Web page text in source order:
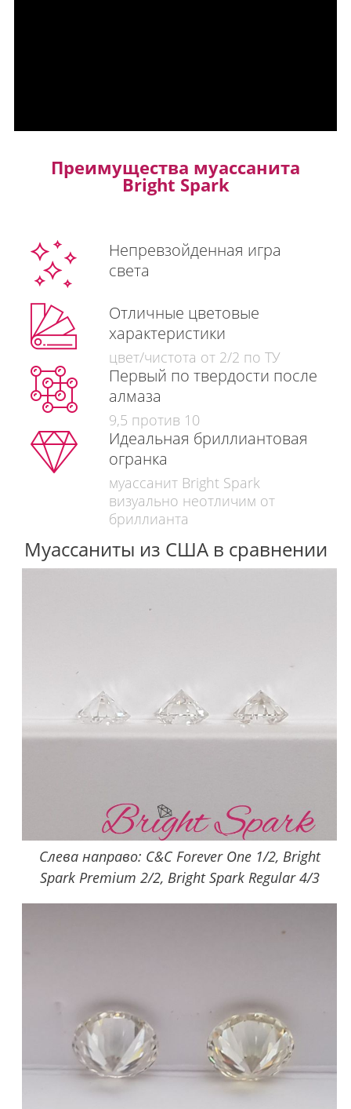
Преимущества муассанита
Bright Spark
Непревзойденная игра
света
Отличные цветовые
характеристики
цвет/чистота от 2/2 по ТУ
Первый по твердости после
алмаза
9,5 против 10
Идеальная бриллиантовая
огранка
муассанит Bright Spark
визуально неотличим от
бриллианта
Муассаниты из США в сравнении
Слева направо: C&C Forever One 1/2, Bright
Spark Premium 2/2, Bright Spark Regular 4/3